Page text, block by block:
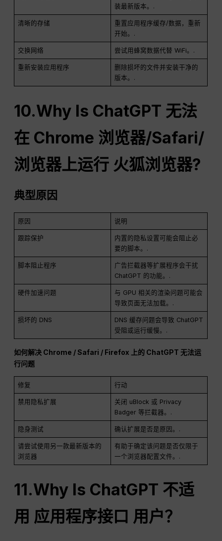
装最新版本。.
清晰的存储
重置应用程序缓存/数据，重新
开始。.
交换网络 尝试用蜂窝数据代替 WiFi。.
重新安装应用程序
删除损坏的文件并安装干净的
版本。.
10.Why Is ChatGPT 无法
在 Chrome 浏览器/Safari/
浏览器上运行 火狐浏览器?
典型原因
原因 说明
跟踪保护
内置的隐私设置可能会阻止必
要的脚本。.
脚本阻止程序
广告拦截器等扩展程序会干扰
ChatGPT 的功能。.
硬件加速问题
与 GPU 相关的渲染问题可能会
导致页面无法加载。.
损坏的 DNS
DNS 缓存问题会导致 ChatGPT
受阻或运行缓慢。.
如何解决 Chrome / Safari / Firefox 上的 ChatGPT 无法运
行问题
修复 行动
禁用隐私扩展
关闭 uBlock 或 Privacy
Badger 等拦截器。.
隐身测试 确认扩展是否是原因。.
请尝试使用另一款最新版本的
浏览器
有助于确定该问题是否仅限于
一个浏览器配置文件。.
11.Why Is ChatGPT 不适
用 应用程序接口 用户？